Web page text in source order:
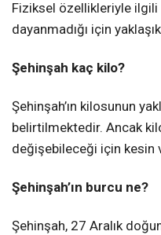
Fiziksel özellikleriyle
dayanmadığı için
Şehinşah kaç kilo?
Şehinşah’ın kilosunun
belirtilmektedir. Ancak
değişebileceği için kesin
Şehinşah’ın burcu ne?
Şehinşah, 27 Aralık